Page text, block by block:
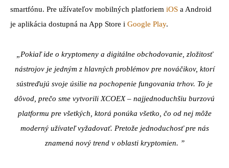
smartfónu. Pre užívateľov mobilných platforiem iOS a Android
je aplikácia dostupná na App Store i Google Play.
„Pokiaľ ide o kryptomeny a digitálne obchodovanie, zložitosť
nástrojov je jedným z hlavných problémov pre nováčikov, ktorí
sústreďujú svoje úsilie na pochopenie fungovania trhov. To je
dôvod, prečo sme vytvorili XCOEX – najjednoduchšiu burzovú
platformu pre všetkých, ktorá ponúka všetko, čo od nej môže
moderný užívateľ vyžadovať. Pretože jednoduchosť pre nás
znamená nový trend v oblasti kryptomien. ”